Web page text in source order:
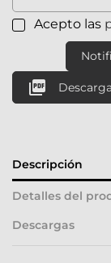
Acepto las

Descripción
Detalles del
Descargas